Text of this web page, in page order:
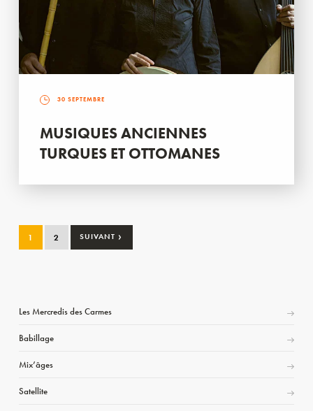
30 SEPTEMBRE
MUSIQUES ANCIENNES
TURQUES ET OTTOMANES
1 2 SUIVANT ›
Les Mercredis des Carmes
Babillage
Mix’âges
Satellite